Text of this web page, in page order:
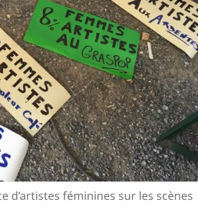
d’artistes féminines sur les scènes